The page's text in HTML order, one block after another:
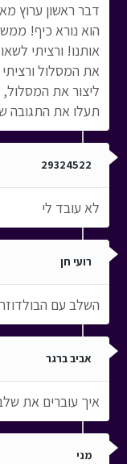
דבר ראשון ערוץ
הוא נורא כיף!
אותנו! ורציתי
את המסלול
ליצור את
תעלו את התגובה
29324522
לא עובד לי
רועי חן
השלב עם
אביב ברגר
איך עוברים את שלב
מני